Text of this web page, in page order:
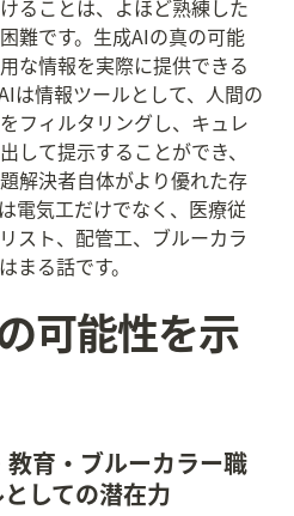
ることは、よほど熟練した
難です。生成AIの真の可能
な情報を実際に提供できる
は情報ツールとして、人間の
フィルタリングし、キュレ
して提示することができ、
解決者自体がより優れた存
電気工だけでなく、医療従
スト、配管工、ブルーカラ
まる話です。
可能性を示
育・ブルーカラー職
しての潜在力